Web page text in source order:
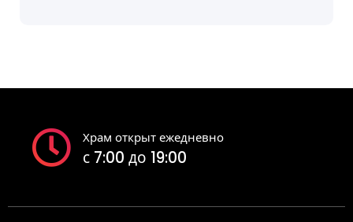
Храм открыт ежедневно
с 7:00 до 19:00